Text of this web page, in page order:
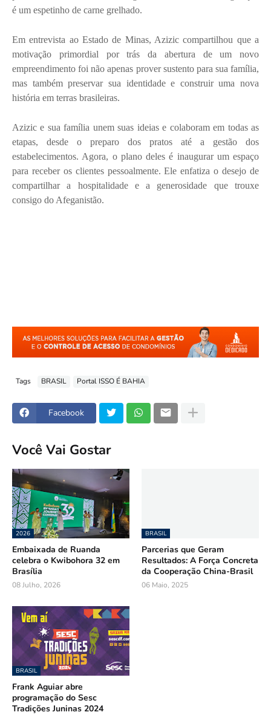
é um espetinho de carne grelhado.
Em entrevista ao Estado de Minas, Azizic compartilhou que a
motivação primordial por trás da abertura de um novo
empreendimento foi não apenas prover sustento para sua família,
mas também preservar sua identidade e construir uma nova
história em terras brasileiras.
Azizic e sua família unem suas ideias e colaboram em todas as
etapas, desde o preparo dos pratos até a gestão dos
estabelecimentos. Agora, o plano deles é inaugurar um espaço
para receber os clientes pessoalmente. Ele enfatiza o desejo de
compartilhar a hospitalidade e a generosidade que trouxe
consigo do Afeganistão.
Tags BRASIL Portal ISSO É BAHIA
Facebook
Você Vai Gostar
2026
Embaixada de Ruanda
celebra o Kwibohora 32 em
Brasília
08 Julho, 2026
BRASIL
Parcerias que Geram
Resultados: A Força Concreta
da Cooperação China-Brasil
06 Maio, 2025
BRASIL
Frank Aguiar abre
programação do Sesc
Tradições Juninas 2024